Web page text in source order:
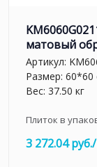
матовый
Артикул:
Размер: 60*60
Вес: 37.50 кг
Плиток в
3 272.04